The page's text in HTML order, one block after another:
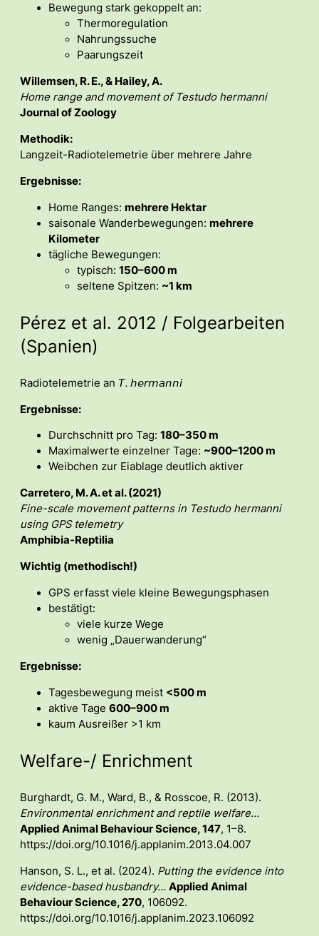
Bewegung stark gekoppelt an:
Thermoregulation
Nahrungssuche
Paarungszeit
Willemsen, R. E., & Hailey, A.
Home range and movement of Testudo hermanni
Journal of Zoology
Methodik:
Langzeit-Radiotelemetrie über mehrere Jahre
Ergebnisse:
Home Ranges: mehrere Hektar
saisonale Wanderbewegungen: mehrere
Kilometer
tägliche Bewegungen:
typisch: 150–600 m
seltene Spitzen: ~1 km
Pérez et al. 2012 / Folgearbeiten
(Spanien)
Radiotelemetrie an 𝘛. 𝘩𝘦𝘳𝘮𝘢𝘯𝘯𝘪
Ergebnisse:
Durchschnitt pro Tag: 180–350 m
Maximalwerte einzelner Tage: ~900–1200 m
Weibchen zur Eiablage deutlich aktiver
Carretero, M. A. et al. (2021)
Fine-scale movement patterns in Testudo hermanni
using GPS telemetry
Amphibia-Reptilia
Wichtig (methodisch!)
GPS erfasst viele kleine Bewegungsphasen
bestätigt:
viele kurze Wege
wenig „Dauerwanderung“
Ergebnisse:
Tagesbewegung meist <500 m
aktive Tage 600–900 m
kaum Ausreißer >1 km
Welfare-/ Enrichment
Burghardt, G. M., Ward, B., & Rosscoe, R. (2013).
Environmental enrichment and reptile welfare…
Applied Animal Behaviour Science, 147, 1–8.
https://doi.org/10.1016/j.applanim.2013.04.007
Hanson, S. L., et al. (2024). Putting the evidence into
evidence-based husbandry… Applied Animal
Behaviour Science, 270, 106092.
https://doi.org/10.1016/j.applanim.2023.106092